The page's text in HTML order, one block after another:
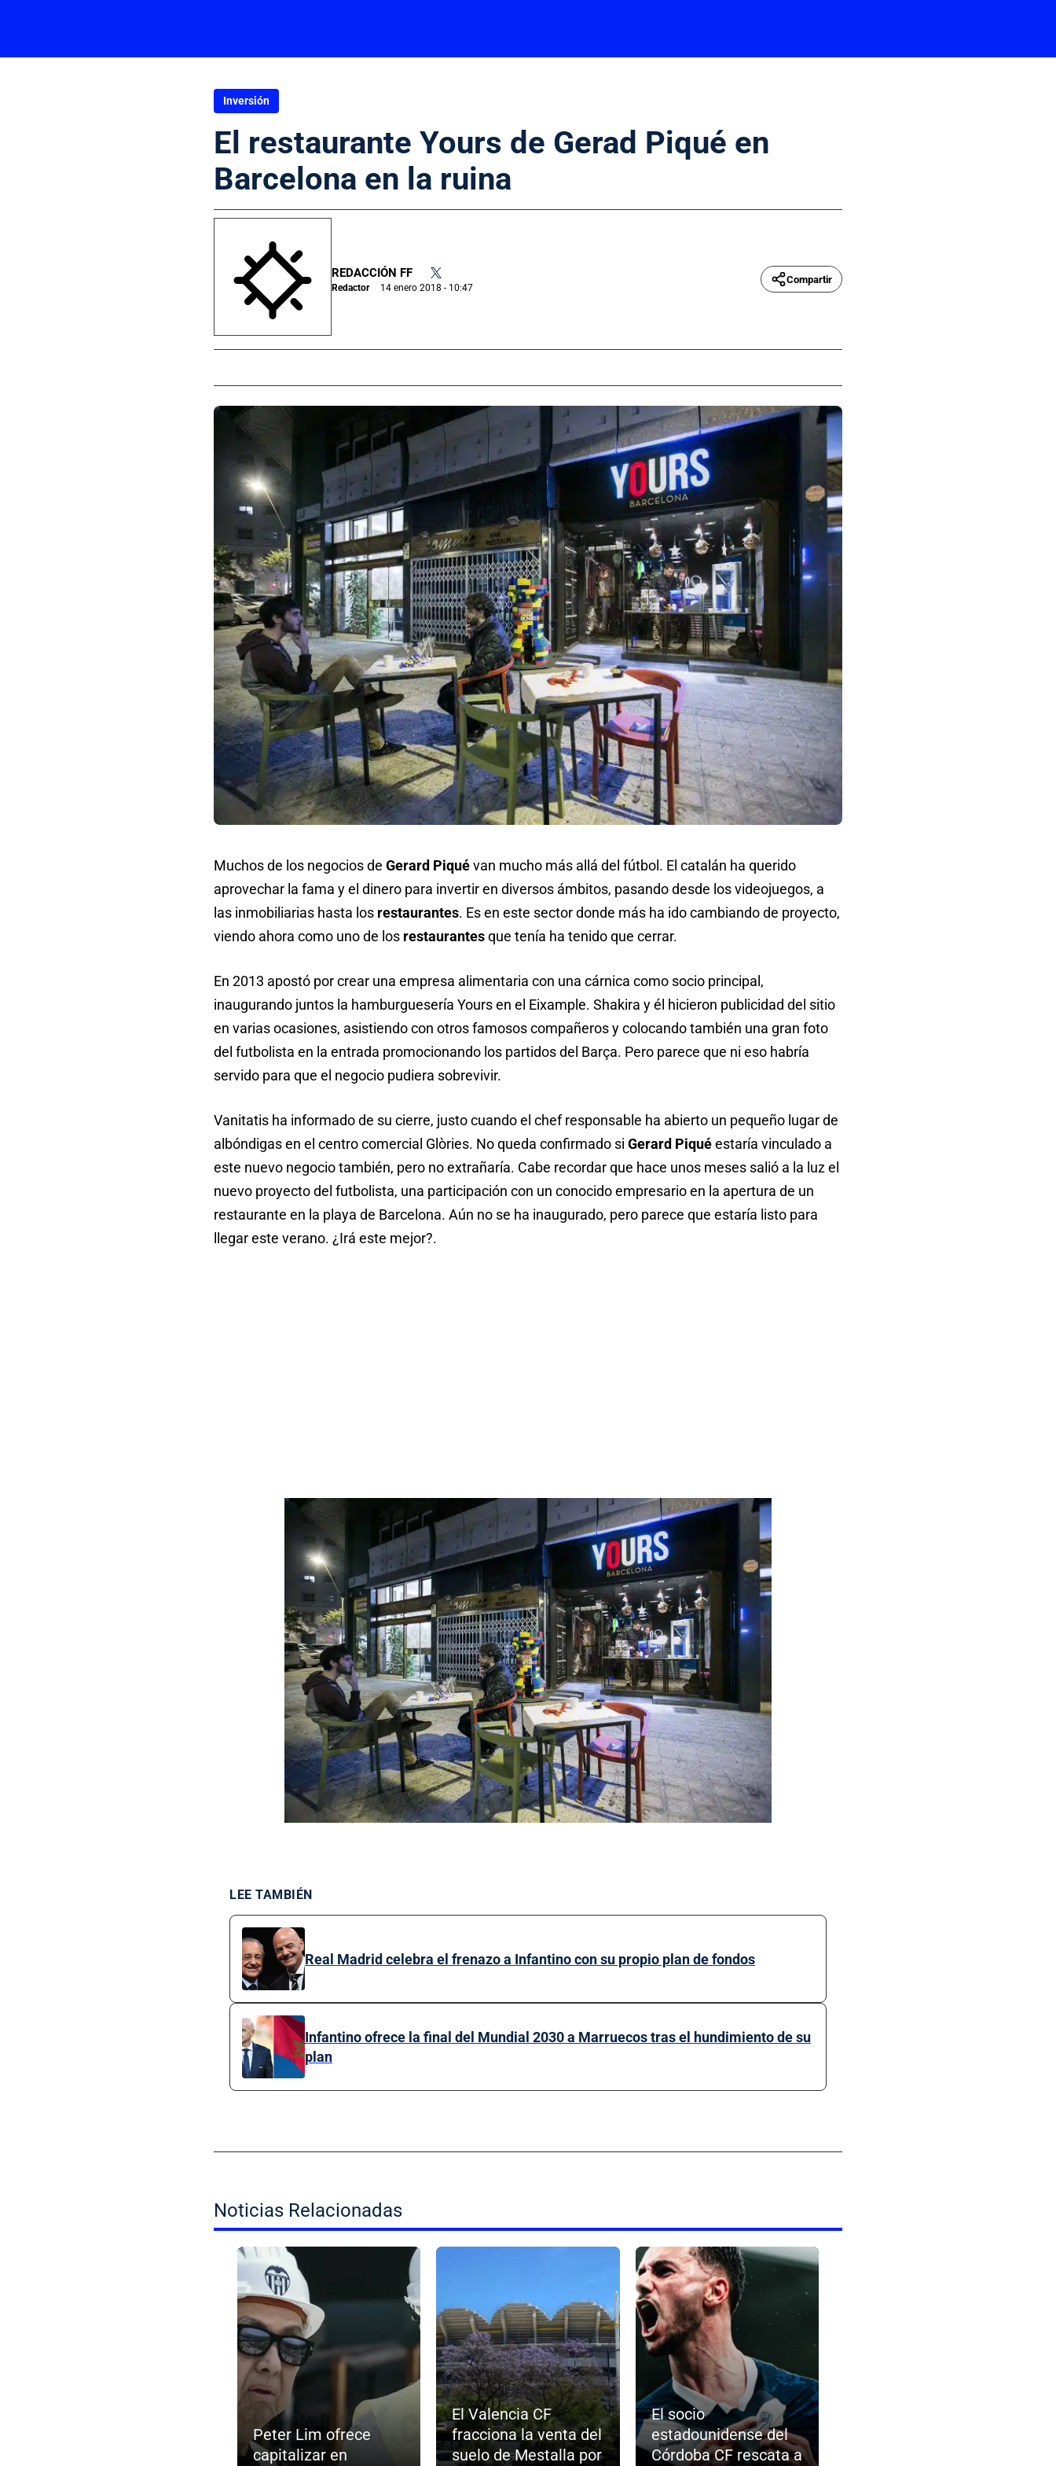
Inversión
El restaurante Yours de Gerad Piqué en
Barcelona en la ruina
REDACCIÓN FF
Redactor 14 enero 2018 - 10:47
Compartir
Muchos de los negocios de Gerard Piquévan mucho más allá del fútbol. El catalán ha querido
aprovechar la fama y el dinero para invertir en diversos ámbitos, pasando desde los videojuegos, a
las inmobiliarias hasta los restaurantes. Es en este sector donde más ha ido cambiando de proyecto,
viendo ahora como uno de los restaurantesque tenía ha tenido que cerrar.
En 2013 apostó por crear una empresa alimentaria con una cárnica como socio principal,
inaugurando juntos la hamburguesería Yours en el Eixample. Shakira y él hicieron publicidad del sitio
en varias ocasiones, asistiendo con otros famosos compañeros y colocando también una gran foto
del futbolista en la entrada promocionando los partidos del Barça. Pero parece que ni eso habría
servido para que el negocio pudiera sobrevivir.
Vanitatis ha informado de su cierre, justo cuando el chef responsable ha abierto un pequeño lugar de
albóndigas en el centro comercial Glòries. No queda confirmado si Gerard Piquéestaría vinculado a
este nuevo negocio también, pero no extrañaría. Cabe recordar que hace unos meses salió a la luz el
nuevo proyecto del futbolista, una participación con un conocido empresario en la apertura de un
restaurante en la playa de Barcelona. Aún no se ha inaugurado, pero parece que estaría listo para
llegar este verano. ¿Irá este mejor?.
LEE TAMBIÉN
Real Madrid celebra el frenazo a Infantino con su propio plan de fondos
Infantino ofrece la final del Mundial 2030 a Marruecos tras el hundimiento de su
plan
Noticias Relacionadas
Peter Lim ofrece
capitalizar en
El Valencia CF
fracciona la venta del
suelo de Mestalla por
El socio
estadounidense del
Córdoba CF rescata a